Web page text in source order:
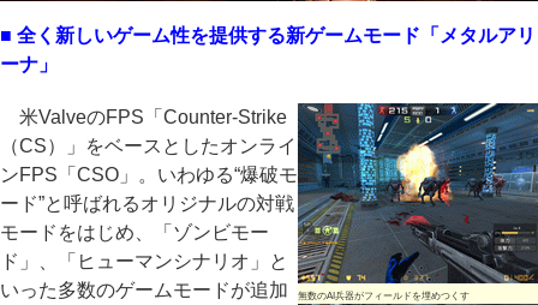
■ 全く新しいゲーム性を提供する新ゲームモード「メタルアリ
ーナ」
無数のAI兵器がフィールドを埋めつくす
米ValveのFPS「Counter-Strike
（CS）」をベースとしたオンライ
ンFPS「CSO」。いわゆる“爆破モ
ード”と呼ばれるオリジナルの対戦
モードをはじめ、「ゾンビモー
ド」、「ヒューマンシナリオ」と
いった多数のゲームモードが追加